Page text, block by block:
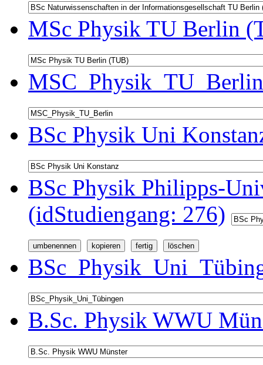
MSc Physik TU Berlin
BSc Physik Uni
BSc Physik Philipps-
(idStudiengang: 276)
B.Sc. Physik WWU